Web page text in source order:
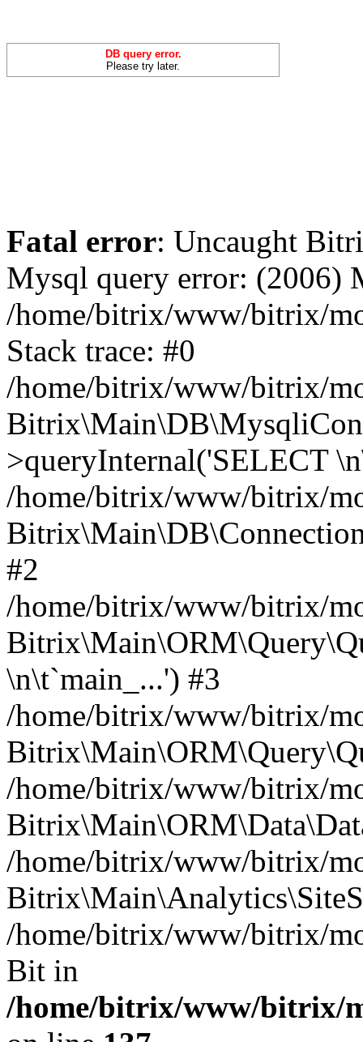
DB query error.
Please try later.
Fatal error: Uncaught
Mysql query error: (2006)
/home/bitrix/www/bitrix/
Stack trace: #0
/home/bitrix/www/bitrix/
>queryInternal('SELECT
/home/bitrix/www/bitrix/
#2
/home/bitrix/www/bitrix/
\n\t`main_...') #3
/home/bitrix/www/bitrix/
/home/bitrix/www/bitrix/
/home/bitrix/www/bitrix/
/home/bitrix/www/bitrix/
Bit in
/home/bitrix/www/bitrix/